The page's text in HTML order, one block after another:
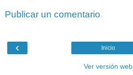
Publicar un comentario
‹ Inicio
Ver versión web